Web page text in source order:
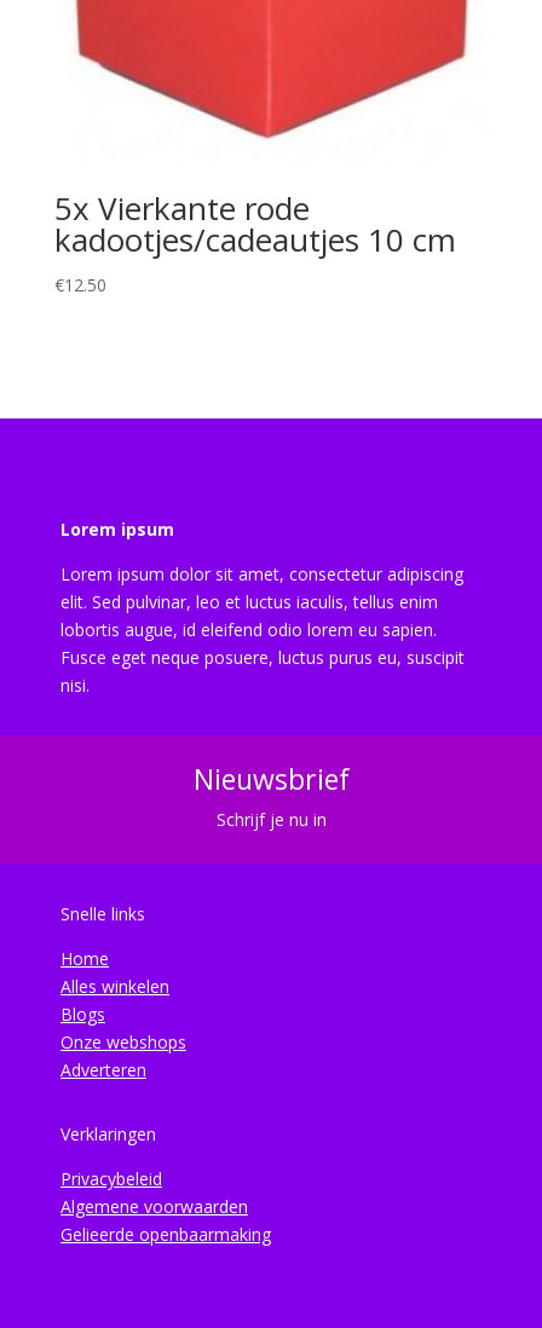
5x Vierkante rode
kadootjes/cadeautjes 10 cm
€12.50
Lorem ipsum
Lorem ipsum dolor sit amet, consectetur adipiscing
elit. Sed pulvinar, leo et luctus iaculis, tellus enim
lobortis augue, id eleifend odio lorem eu sapien.
Fusce eget neque posuere, luctus purus eu, suscipit
nisi.
Nieuwsbrief
Schrijf je nu in
Snelle links
Home
Alles winkelen
Blogs
Onze webshops
Adverteren
Verklaringen
Privacybeleid
Algemene voorwaarden
Gelieerde openbaarmaking